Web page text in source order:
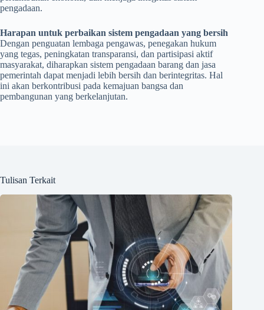
pengadaan.
Harapan untuk perbaikan sistem pengadaan yang bersih
Dengan penguatan lembaga pengawas, penegakan hukum
yang tegas, peningkatan transparansi, dan partisipasi aktif
masyarakat, diharapkan sistem pengadaan barang dan jasa
pemerintah dapat menjadi lebih bersih dan berintegritas. Hal
ini akan berkontribusi pada kemajuan bangsa dan
pembangunan yang berkelanjutan.
Tulisan Terkait